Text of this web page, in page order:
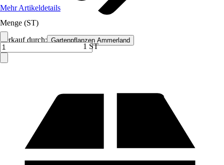
Verkauf durch: Gartenpflanzen Ammerland
Mehr Artikeldetails
Menge (ST)
1 ST